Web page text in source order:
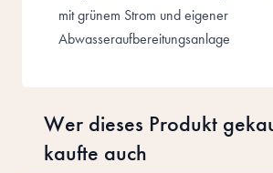
mit grünem Strom und eigener
Abwasseraufbereitungsanlage
Wer dieses Produkt
kaufte auch